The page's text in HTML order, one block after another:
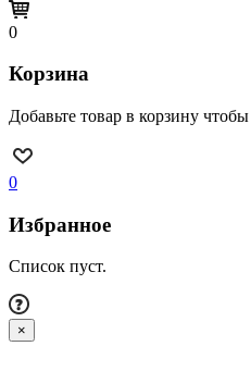
0
Корзина
Добавьте товар в корзину
0
Избранное
Список пуст.
×